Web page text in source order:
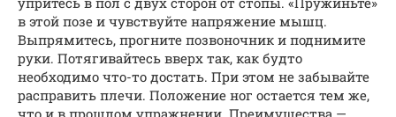
в этой позе и чувствуйте напряжение мышц.
Выпрямитесь, прогните позвоночник и поднимите
руки. Потягивайтесь вверх так, как будто
необходимо что-то достать. При этом не забывайте
расправить плечи. Положение ног остается тем же,